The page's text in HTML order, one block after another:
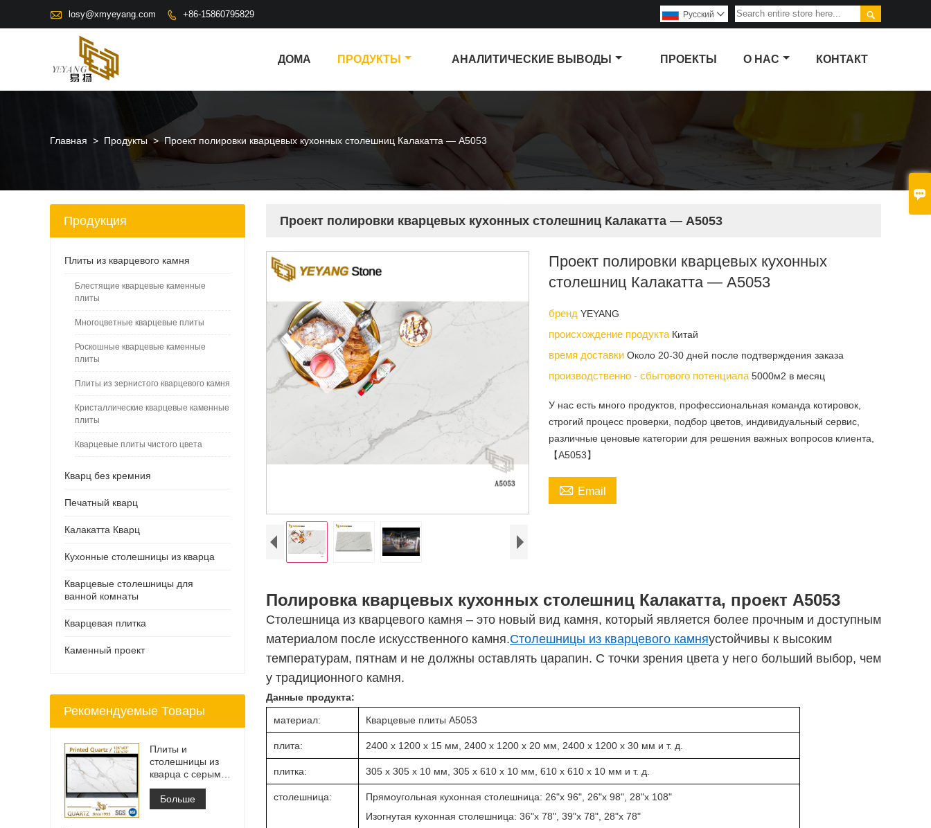

 losy@xmyeyang.com  +86-15860795829 
Pусский 
ДОМА ПРОДУКТЫ АНАЛИТИЧЕСКИЕ ВЫВОДЫ ПРОЕКТЫ О НАС КОНТАКТ
Главная > Продукты > Проект полировки кварцевых кухонных столешниц Калакатта — A5053
Проект полировки кварцевых кухонных столешниц Калакатта — A5053
Проект полировки кварцевых кухонных
столешниц Калакатта — A5053
брендYEYANG
происхождение продукта Китай
время доставкиОколо 20-30 дней после подтверждения заказа
производственно - сбытового потенциала5000м2 в месяц
У нас есть много продуктов, профессиональная команда котировок,
строгий процесс проверки, подбор цветов, индивидуальный сервис,
различные ценовые категории для решения важных вопросов клиента,
【A5053】
 Email
Полировка кварцевых кухонных столешниц Калакатта, проект A5053
Столешница из кварцевого камня – это новый вид камня, который является более прочным и доступным
материалом после искусственного камня.Столешницы из кварцевого камняустойчивы к высоким
температурам, пятнам и не должны оставлять царапин. С точки зрения цвета у него больший выбор, чем
у традиционного камня.
Данные продукта:
материал: Кварцевые плиты A5053
плита: 2400 x 1200 x 15 мм, 2400 x 1200 x 20 мм, 2400 x 1200 x 30 мм и т. д.
плитка: 305 х 305 х 10 мм, 305 х 610 х 10 мм, 610 х 610 х 10 мм и т. д.
столешница:
Прямоугольная кухонная столешница: 26"х 96", 26"х 98", 28"х 108"
Изогнутая кухонная столешница: 36"х 78", 39"х 78", 28"х 78"
Продукция
Плиты из кварцевого камня
Блестящие кварцевые каменные
плиты
Многоцветные кварцевые плиты
Роскошные кварцевые каменные
плиты
Плиты из зернистого кварцевого камня
Кристаллические кварцевые каменные
плиты
Кварцевые плиты чистого цвета
Кварц без кремния
Печатный кварц
Калакатта Кварц
Кухонные столешницы из кварца
Кварцевые столешницы для
ванной комнаты
Кварцевая плитка
Каменный проект
Рекомендуемые Товары
Плиты и
столешницы из
кварца с серыми
прожилками с
принтом | Кварц
с принтом по
Больше